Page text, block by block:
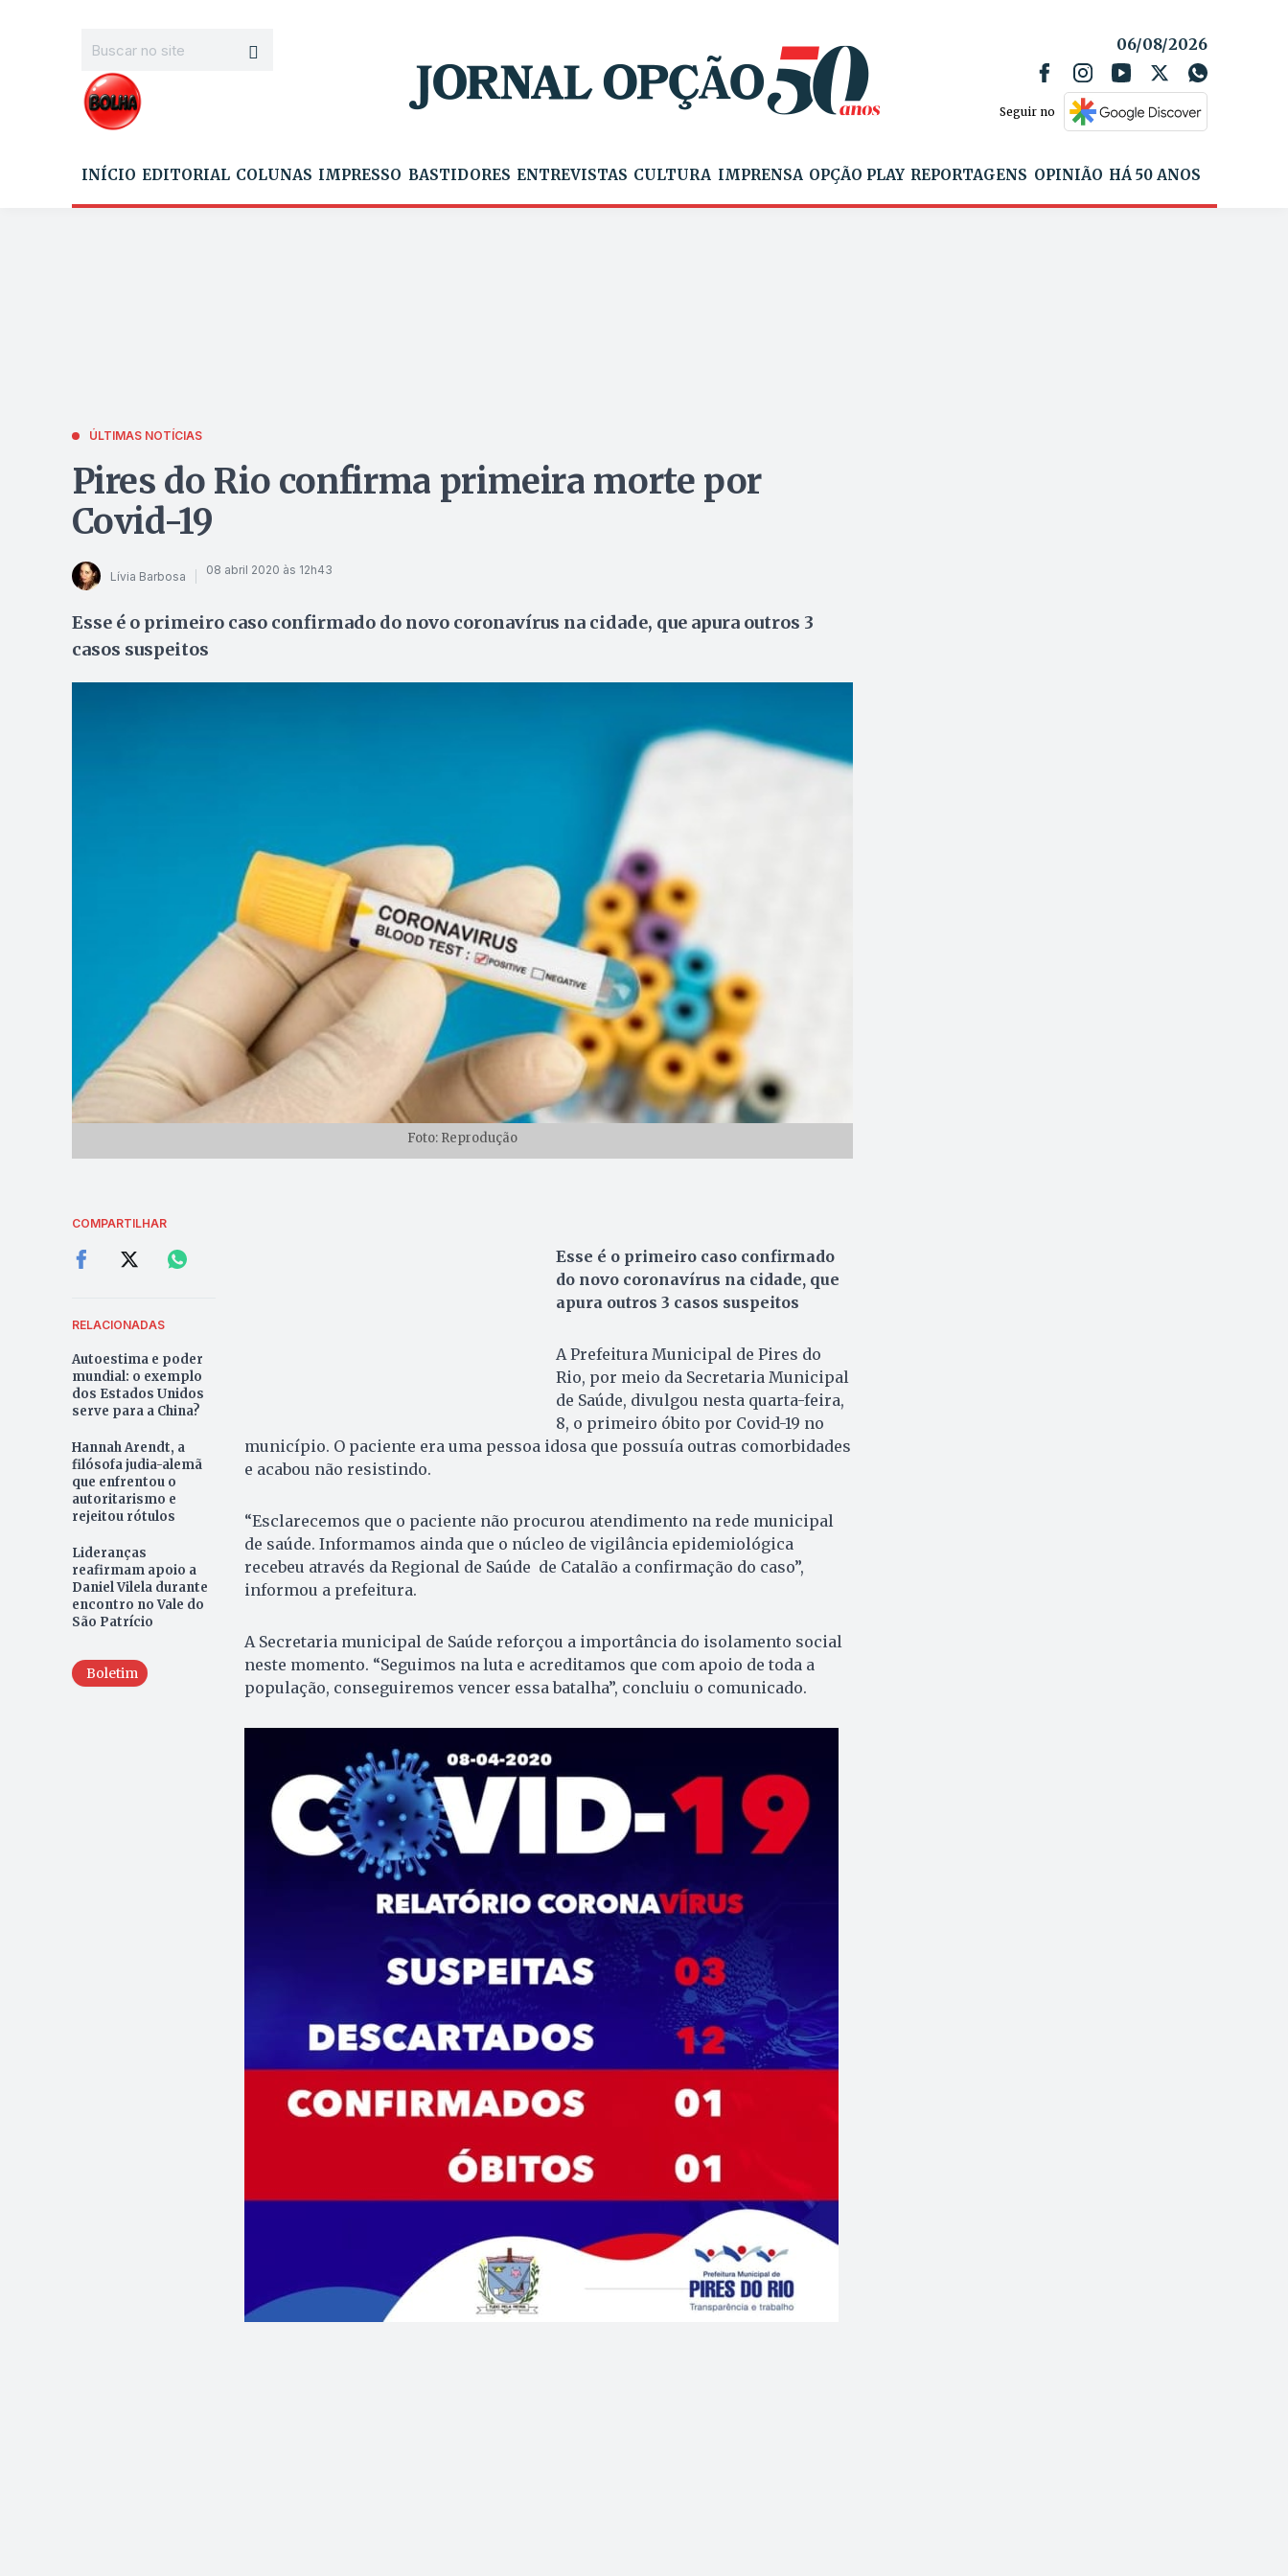
06/08/2026
Seguir no
INÍCIO EDITORIAL COLUNAS IMPRESSO BASTIDORES ENTREVISTAS CULTURA IMPRENSA OPÇÃO PLAY REPORTAGENS OPINIÃO HÁ 50 ANOS
ÚLTIMAS NOTÍCIAS
Pires do Rio confirma primeira morte por
Covid-19
Lívia Barbosa 08 abril 2020 às 12h43
Esse é o primeiro caso confirmado do novo coronavírus na cidade, que apura outros 3
casos suspeitos
Foto: Reprodução
COMPARTILHAR
RELACIONADAS
Autoestima e poder
mundial: o exemplo
dos Estados Unidos
serve para a China?
Hannah Arendt, a
filósofa judia-alemã
que enfrentou o
autoritarismo e
rejeitou rótulos
Lideranças
reafirmam apoio a
Daniel Vilela durante
encontro no Vale do
São Patrício
Boletim
Esse é o primeiro caso confirmado
do novo coronavírus na cidade, que
apura outros 3 casos suspeitos
A Prefeitura Municipal de Pires do
Rio, por meio da Secretaria Municipal
de Saúde, divulgou nesta quarta-feira,
8, o primeiro óbito por Covid-19 no
município. O paciente era uma pessoa idosa que possuía outras comorbidades
e acabou não resistindo.
“Esclarecemos que o paciente não procurou atendimento na rede municipal
de saúde. Informamos ainda que o núcleo de vigilância epidemiológica
recebeu através da Regional de Saúde de Catalão a confirmação do caso”,
informou a prefeitura.
A Secretaria municipal de Saúde reforçou a importância do isolamento social
neste momento. “Seguimos na luta e acreditamos que com apoio de toda a
população, conseguiremos vencer essa batalha”, concluiu o comunicado.